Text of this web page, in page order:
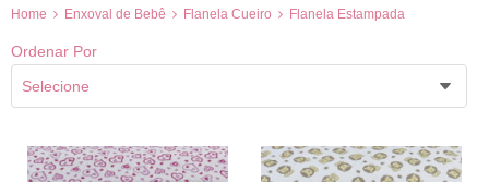
Home Enxoval de Bebê Flanela Cueiro Flanela Estampada
Ordenar Por
Selecione